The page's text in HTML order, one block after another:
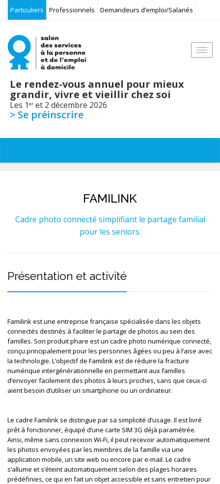
Particuliers Professionnels Demandeurs d’emploi/Salariés
Le rendez-vous annuel pour mieux
grandir, vivre et vieillir chez soi
Les 1 er et 2 décembre 2026
> Se préinscrire
FAMILINK
Cadre photo connecté simplifiant le partage familial
pour les seniors.
Présentation et activité
Familink est une entreprise française spécialisée dans les objets
connectés destinés à faciliter le partage de photos au sein des
familles. Son produit phare est un cadre photo numérique connecté,
conçu principalement pour les personnes âgées ou peu à l’aise avec
la technologie. L’objectif de Familink est de réduire la fracture
numérique intergénérationnelle en permettant aux familles
d’envoyer facilement des photos à leurs proches, sans que ceux-ci
aient besoin d’utiliser un smartphone ou un ordinateur.
Le cadre Familink se distingue par sa simplicité d’usage. Il est livré
prêt à fonctionner, équipé d’une carte SIM 3G déjà paramétrée.
Ainsi, même sans connexion Wi-Fi, il peut recevoir automatiquement
les photos envoyées par les membres de la famille via une
application mobile, un site web ou encore par e-mail. Le cadre
s’allume et s’éteint automatiquement selon des plages horaires
prédéfinies, ce qui en fait un objet accessible et sans entretien pour